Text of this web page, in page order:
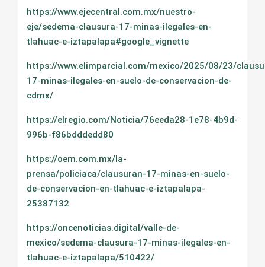
https://www.ejecentral.com.mx/nuestro-
eje/sedema-clausura-17-minas-ilegales-en-
tlahuac-e-iztapalapa#google_vignette
https://www.elimparcial.com/mexico/2025/08/23/
17-minas-ilegales-en-suelo-de-conservacion-de-
cdmx/
https://elregio.com/Noticia/76eeda28-1e78-4b9d-
996b-f86bdddedd80
https://oem.com.mx/la-
prensa/policiaca/clausuran-17-minas-en-suelo-
de-conservacion-en-tlahuac-e-iztapalapa-
25387132
https://oncenoticias.digital/valle-de-
mexico/sedema-clausura-17-minas-ilegales-en-
tlahuac-e-iztapalapa/510422/